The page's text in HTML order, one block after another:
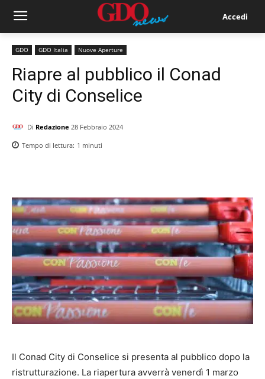
Accedi
GDO GDO Italia Nuove Aperture
Riapre al pubblico il Conad
City di Conselice
Di Redazione 28 Febbraio 2024
Tempo di lettura: 1 minuti
Il Conad City di Conselice si presenta al pubblico dopo la
ristrutturazione. La riapertura avverrà venerdì 1 marzo